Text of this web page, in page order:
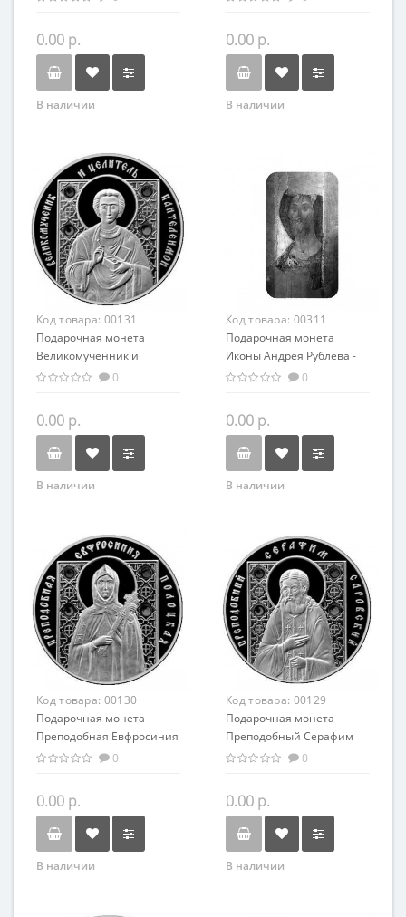
0.00 р.
В наличии
0.00 р.
В наличии
Код товара: 00131
Подарочная монета
Великомученник и
целитель Пантелеймон
0
0.00 р.
В наличии
Код товара: 00311
Подарочная монета
Иконы Андрея Рублева -
Спас Вседержитель
православный сувенир
0
0.00 р.
В наличии
Код товара: 00130
Подарочная монета
Преподобная Евфросиния
Полоцкая серебро 20.00 гр
0
0.00 р.
В наличии
Код товара: 00129
Подарочная монета
Преподобный Серафим
Саровский серебро 20.00
0
0.00 р.
В наличии